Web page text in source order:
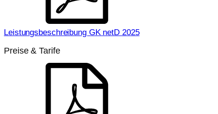
Leistungsbeschreibung GK netD 2025
Preise & Tarife